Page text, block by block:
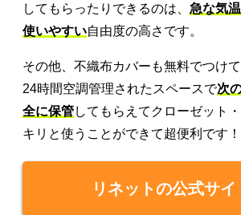
してもらったりできるのは、 急な気
使いやすい自由度の高さです。
その他、不織布カバーも無料でつけて
24時間空調管理されたスペースで次
全に保管してもらえてクローゼット
キリと使うことができて超便利です！
リネットの公式サイ